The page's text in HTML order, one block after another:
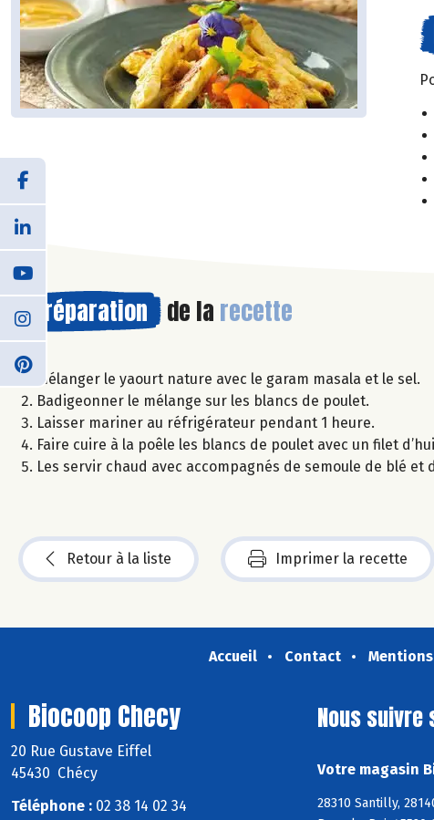
Préparation de la recette
Mélanger le yaourt nature avec le garam masala et le sel.
Badigeonner le mélange sur les blancs de poulet.
Laisser mariner au réfrigérateur pendant 1 heure.
Faire cuire à la poêle les blancs de poulet avec un filet
Les servir chaud avec accompagnés de semoule de blé et
Retour à la liste Imprimer la recette
Accueil Contact
Biocoop Checy
20 Rue Gustave Eiffel
45430 Chécy
Téléphone : 02 38 14 02 34
Nous suivre
Votre magasin
28310 Santilly,